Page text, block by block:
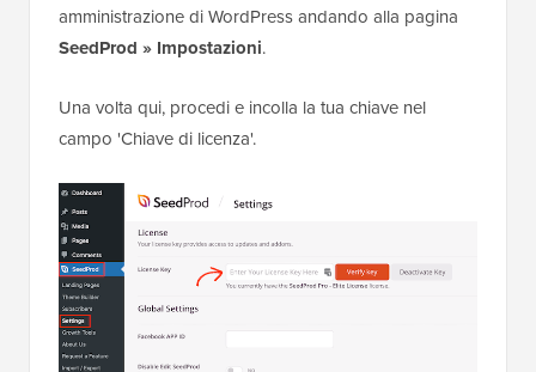
amministrazione di WordPress andando alla pagina
SeedProd » Impostazioni.
Una volta qui, procedi e incolla la tua chiave nel
campo 'Chiave di licenza'.